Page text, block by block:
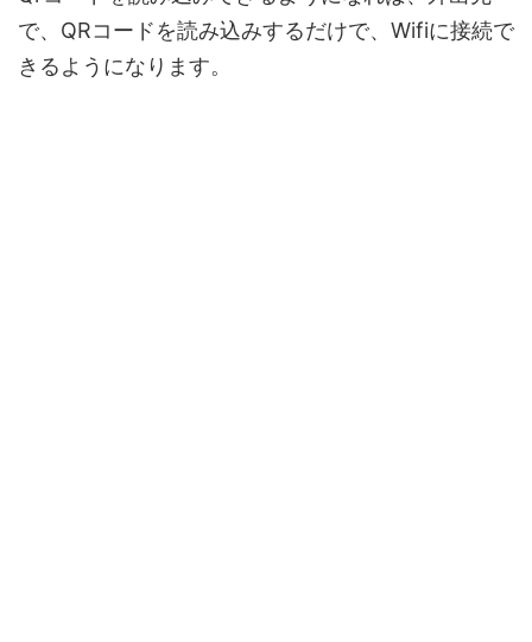
で、QRコードを読み込みするだけで、Wifiに接続で
きるようになります。